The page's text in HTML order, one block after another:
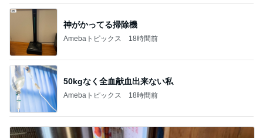
神がかってる掃除機
Amebaトピックス 18時間前
50kgなく全血献血出来ない私
Amebaトピックス 18時間前